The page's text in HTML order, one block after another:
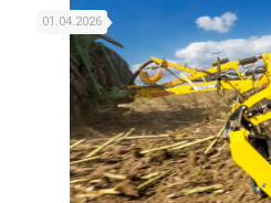
01.04.2026